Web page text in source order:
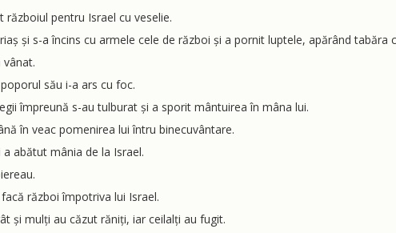
pentru Israel cu veselie.
și s-a încins cu armele cele de război și a pornit luptele, apărând tabăra
vânat.
său i-a ars cu foc.
împreună s-au tulburat și a sporit mântuirea în mâna lui.
în veac pomenirea lui întru binecuvântare.
abătut mânia de la Israel.
război împotriva lui Israel.
și mulți au căzut răniți, iar ceilalți au fugit.